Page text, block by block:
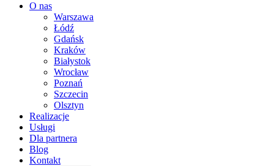
O nas
Warszawa
Łódź
Gdańsk
Kraków
Białystok
Wrocław
Poznań
Szczecin
Olsztyn
Realizacje
Usługi
Dla partnera
Blog
Kontakt